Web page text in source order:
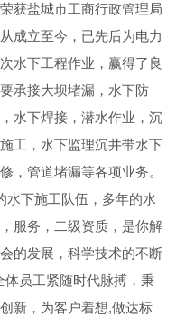
获盐城市工商行政管理局
成立至今，已先后为电力
水下工程作业，赢得了良
承接大坝堵漏，水下防
水下焊接，潜水作业，沉
工，水下监理沉井带水下
，管道堵漏等各项业务。
水下施工队伍，多年的水
服务，二级资质，是你解
的发展，科学技术的不断
员工紧随时代脉搏，秉
新，为客户着想,做达标